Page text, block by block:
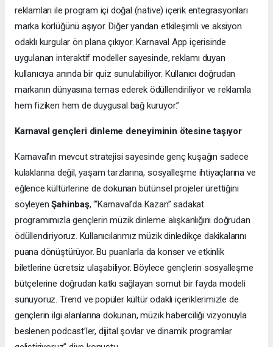
reklamları ile program içi doğal (native) içerik entegrasyonları
marka körlüğünü aşıyor. Diğer yandan etkileşimli ve aksiyon
odaklı kurgular ön plana çıkıyor. Karnaval App içerisinde
uygulanan interaktif modeller sayesinde, reklamı duyan
kullanıcıya anında bir quiz sunulabiliyor. Kullanıcı doğrudan
markanın dünyasına temas ederek ödüllendiriliyor ve reklamla
hem fiziken hem de duygusal bağ kuruyor.”
Karnaval gençleri dinleme deneyiminin ötesine taşıyor
Karnaval’ın mevcut stratejisi sayesinde genç kuşağın sadece
kulaklarına değil, yaşam tarzlarına, sosyalleşme ihtiyaçlarına ve
eğlence kültürlerine de dokunan bütünsel projeler ürettiğini
söyleyenŞahinbaş, “‘Karnaval’da Kazan” sadakat
programımızla gençlerin müzik dinleme alışkanlığını doğrudan
ödüllendiriyoruz. Kullanıcılarımız müzik dinledikçe dakikalarını
puana dönüştürüyor. Bu puanlarla da konser ve etkinlik
biletlerine ücretsiz ulaşabiliyor. Böylece gençlerin sosyalleşme
bütçelerine doğrudan katkı sağlayan somut bir fayda modeli
sunuyoruz. Trend ve popüler kültür odaklı içeriklerimizle de
gençlerin ilgi alanlarına dokunan, müzik haberciliği vizyonuyla
beslenen podcast’ler, dijital şovlar ve dinamik programlar